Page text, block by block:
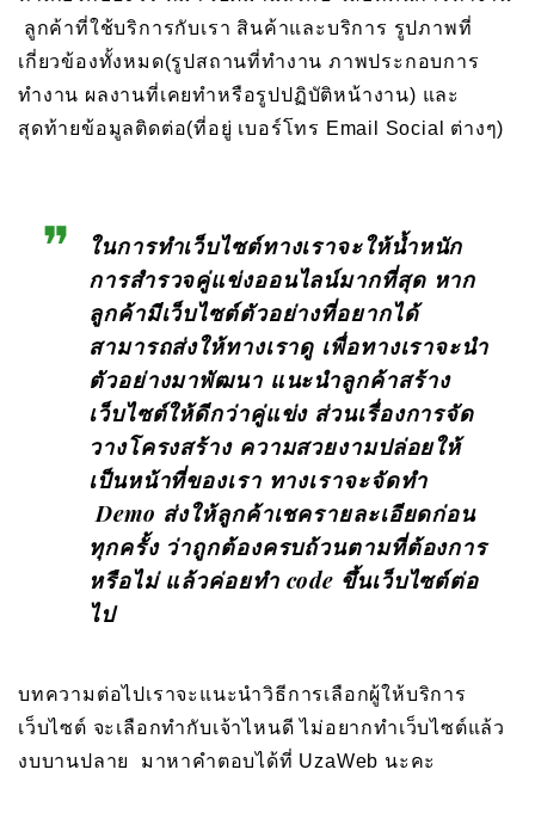
ลูกค้าที่ใช้บริการกับเรา สินค้าและบริการ รูปภาพที่
เกี่ยวข้องทั้งหมด(รูปสถานที่ทำงาน ภาพประกอบการ
ทำงาน ผลงานที่เคยทำหรือรูปปฏิบัติหน้างาน) และ
สุดท้ายข้อมูลติดต่อ(ที่อยู่ เบอร์โทร Email Social ต่างๆ)
ในการทำเว็บไซต์ทางเราจะให้น้ำหนัก
การสำรวจคู่แข่งออนไลน์มากที่สุด หาก
ลูกค้ามีเว็บไซต์ตัวอย่างที่อยากได้
สามารถส่งให้ทางเราดู เพื่อทางเราจะนำ
ตัวอย่างมาพัฒนา แนะนำลูกค้าสร้าง
เว็บไซต์ให้ดีกว่าคู่แข่ง ส่วนเรื่องการจัด
วางโครงสร้าง ความสวยงามปล่อยให้
เป็นหน้าที่ของเรา ทางเราจะจัดทำ
Demo ส่งให้ลูกค้าเชครายละเอียดก่อน
ทุกครั้ง ว่าถูกต้องครบถ้วนตามที่ต้องการ
หรือไม่ แล้วค่อยทำ code ขึ้นเว็บไซต์ต่อ
ไป
บทความต่อไปเราจะแนะนำวิธีการเลือกผู้ให้บริการ
เว็บไซต์ จะเลือกทำกับเจ้าไหนดี ไม่อยากทำเว็บไซต์แล้ว
งบบานปลาย มาหาคำตอบได้ที่ UzaWeb นะคะ